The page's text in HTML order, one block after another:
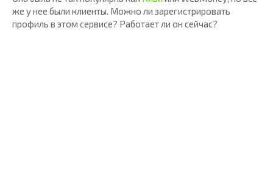
же у нее были клиенты. Можно ли зарегистрировать
профиль в этом сервисе? Работает ли он сейчас?